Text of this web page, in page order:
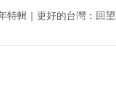
特輯｜更好的台灣：回